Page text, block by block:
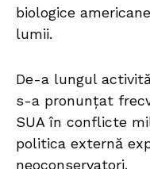
biologice
lumii.
De-a lungul
s-a pronunțat
SUA în conflicte
politica externă
neoconservatori.